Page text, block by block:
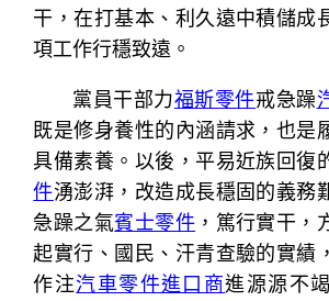
干，在打基本、利久遠中積儲成
項工作行穩致遠。
黨員干部力福斯零件戒急躁
既是修身養性的內涵請求，也是
具備素養。以後，平易近族回復
件湧澎湃，改造成長穩固的義務
急躁之氣賓士零件 ，篤行實干，
起實行、國民、汗青查驗的實績
作注汽車零件進口商進源源不